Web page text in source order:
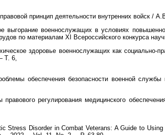
правовой принцип деятельности внутренних войск
выгорание военнослужащих в условиях
по материалам XI Всероссийского конкурса
здоровье военнослужащих как
Т. 6,
обеспечения безопасности военной
правового регулирования медицинского
Stress Disorder in Combat Veterans: A Guide to